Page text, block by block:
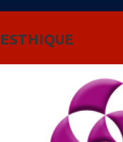
ESTHIQUE